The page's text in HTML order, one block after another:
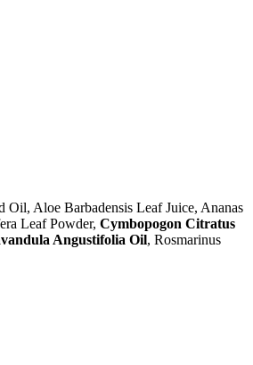
Oil, Aloe Barbadensis Leaf Juice, Ananas
Leaf Powder, Cymbopogon Citratus
Angustifolia Oil, Rosmarinus